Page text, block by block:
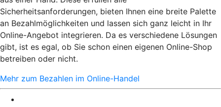
Sicherheitsanforderungen, bieten Ihnen eine breite Palette
an Bezahlmöglichkeiten und lassen sich ganz leicht in Ihr
Online-Angebot integrieren. Da es verschiedene Lösungen
gibt, ist es egal, ob Sie schon einen eigenen Online-Shop
betreiben oder nicht.
Mehr zum Bezahlen im Online-Handel